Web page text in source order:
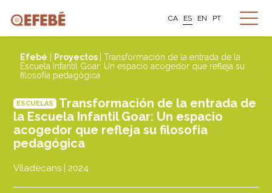
CA ES EN PT
Efebé Proyectos
| Transformación de la entrada de la
Escuela Infantil Goar: Un espacio acogedor que refleja su
filosofía pedagógica
ESCUELAS
Transformación de la entrada de
la Escuela Infantil Goar: Un espacio
acogedor que refleja su filosofía
pedagógica
Viladecans | 2024